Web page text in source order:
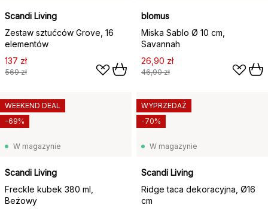
Scandi Living
Zestaw sztućców Grove, 16
elementów
137 zł
569 zł
blomus
Miska Sablo Ø 10 cm,
Savannah
26,90 zł
46,90 zł
W magazynie
Scandi Living
Freckle kubek 380 ml,
Beżowy
WEEKEND DEAL
-69%
W magazynie
Scandi Living
Ridge taca dekoracyjna, Ø16
cm
WYPRZEDAŻ
-70%